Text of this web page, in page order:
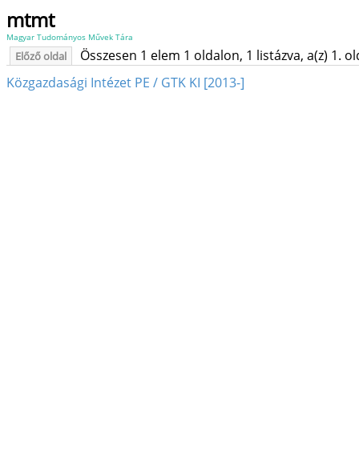
mtmt
Magyar Tudományos Művek Tára
Előző oldal
Összesen 1 elem 1 oldalon, 1 listázva, a(z) 1.
Közgazdasági Intézet PE / GTK KI [2013-]